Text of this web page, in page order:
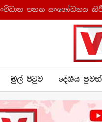
මුල් පිටුව දේශීය පුව​ත්